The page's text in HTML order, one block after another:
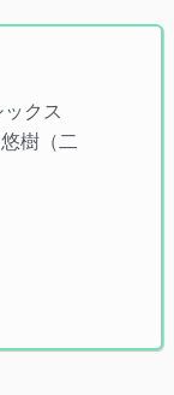
クス
樹（二